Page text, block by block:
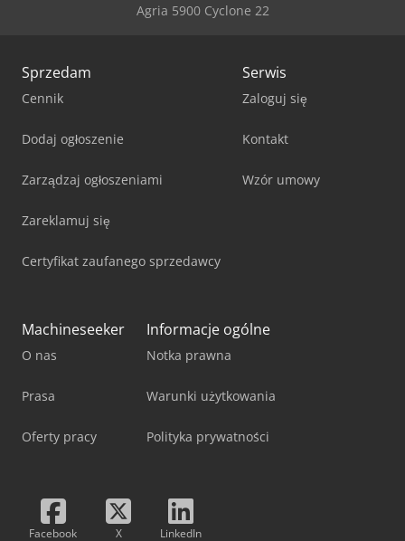
Agria 5900 Cyclone 22
Sprzedam
Cennik
Dodaj ogłoszenie
Zarządzaj ogłoszeniami
Zareklamuj się
Certyfikat zaufanego sprzedawcy
Serwis
Zaloguj się
Kontakt
Wzór umowy
Machineseeker
O nas
Prasa
Oferty pracy
Informacje ogólne
Notka prawna
Warunki użytkowania
Polityka prywatności
Facebook X LinkedIn